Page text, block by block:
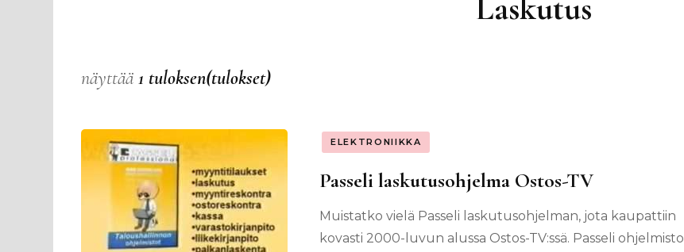
näyttää 1 tuloksen(tulokset)
ELEKTRONIIKKA
Passeli laskutusohjelma Ostos-TV
Muistatko vielä Passeli laskutusohjelman, jota kaupattiin
kovasti 2000-luvun alussa Ostos-TV:ssä. Passeli ohjelmisto